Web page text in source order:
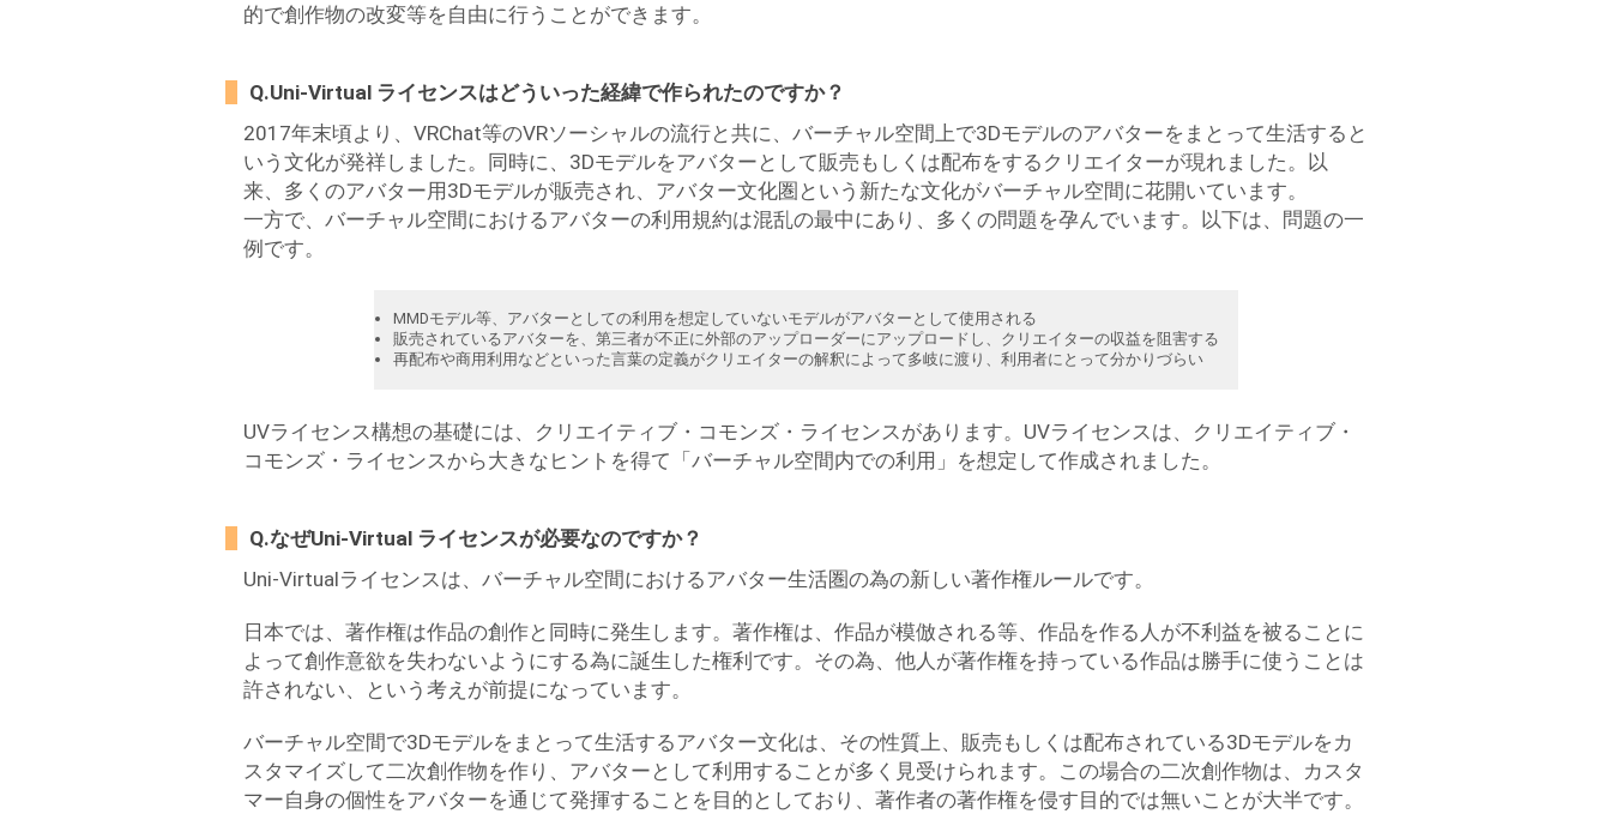
的で創作物の改変等を自由に行うことができます。
Q.Uni-Virtual ライセンスはどういった経緯で作られたのですか？
2017年末頃より、VRChat等のVRソーシャルの流行と共に、バーチャル空間上で3Dモデルのアバターをまとって生活すると
いう文化が発祥しました。同時に、3Dモデルをアバターとして販売もしくは配布をするクリエイターが現れました。以
来、多くのアバター用3Dモデルが販売され、アバター文化圏という新たな文化がバーチャル空間に花開いています。
一方で、バーチャル空間におけるアバターの利用規約は混乱の最中にあり、多くの問題を孕んでいます。以下は、問題の一
例です。
MMDモデル等、アバターとしての利用を想定していないモデルがアバターとして使用される
販売されているアバターを、第三者が不正に外部のアップローダーにアップロードし、クリエイターの収益を阻害する
再配布や商用利用などといった言葉の定義がクリエイターの解釈によって多岐に渡り、利用者にとって分かりづらい
UVライセンス構想の基礎には、クリエイティブ・コモンズ・ライセンスがあります。UVライセンスは、クリエイティブ・
コモンズ・ライセンスから大きなヒントを得て「バーチャル空間内での利用」を想定して作成されました。
Q.なぜUni-Virtual ライセンスが必要なのですか？
Uni-Virtualライセンスは、バーチャル空間におけるアバター生活圏の為の新しい著作権ルールです。
日本では、著作権は作品の創作と同時に発生します。著作権は、作品が模倣される等、作品を作る人が不利益を被ることに
よって創作意欲を失わないようにする為に誕生した権利です。その為、他人が著作権を持っている作品は勝手に使うことは
許されない、という考えが前提になっています。
バーチャル空間で3Dモデルをまとって生活するアバター文化は、その性質上、販売もしくは配布されている3Dモデルをカ
スタマイズして二次創作物を作り、アバターとして利用することが多く見受けられます。この場合の二次創作物は、カスタ
マー自身の個性をアバターを通じて発揮することを目的としており、著作者の著作権を侵す目的では無いことが大半です。